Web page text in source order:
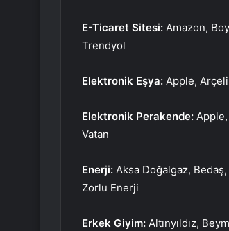
E-Ticaret Sitesi: Amazon,
Trendyol
Elektronik Eşya: Apple,
Elektronik Perakende:
Vatan
Enerji: Aksa Doğalgaz,
Zorlu Enerji
Erkek Giyim: Altınyıldız,